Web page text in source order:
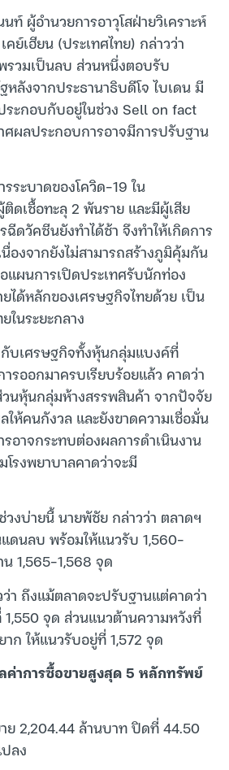
ท์ ผู้อำนวยการอาวุโสฝ่ายวิเคราะห์
ย์เฮียน (ประเทศไทย) กล่าวว่า
รวมเป็นลบ ส่วนหนึ่งตอบรับ
ลังจากประธานาธิบดีโจ ไบเดน มี
ะกอบกับอยู่ในช่วง Sell on fact
ผลประกอบการอาจมีการปรับฐาน
ระบาดของโควิด-19 ใน
ดเชื้อทะลุ 2 พันราย และมีผู้เสีย
ดวัคซีนยังทำได้ช้า จึงทำให้เกิดการ
นื่องจากยังไม่สามารถสร้างภูมิคุ้มกัน
ผนการเปิดประเทศรับนักท่อง
ได้หลักของเศรษฐกิจไทยด้วย เป็น
ในระยะกลาง
บเศรษฐกิจทั้งหุ้นกลุ่มแบงค์ที่
รออกมาครบเรียบร้อยแล้ว คาดว่า
นหุ้นกลุ่มห้างสรรพสินค้า จากปัจจัย
ให้คนกังวล และยังขาดความเชื่อมั่น
อาจกระทบต่องผลการดำเนินงาน
รงพยาบาลคาดว่าจะมี
วงบ่ายนี้ นายพัชัย กล่าวว่า ตลาดฯ
แดนลบ พร้อมให้แนวรับ 1,560-
1,565-1,568 จุด
า ถึงแม้ตลาดจะปรับฐานแต่คาดว่า
จุด ส่วนแนวต้านความหวังที่
ก ให้แนวรับอยู่ที่ 1,572 จุด
าการซื้อขายสูงสุด 5 หลักทรัพย์
ย 2,204.44 ล้านบาท ปิดที่ 44.50
ลง